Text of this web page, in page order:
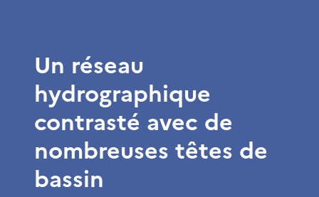
Un réseau
hydrographique
contrasté avec de
nombreuses têtes de
bassin